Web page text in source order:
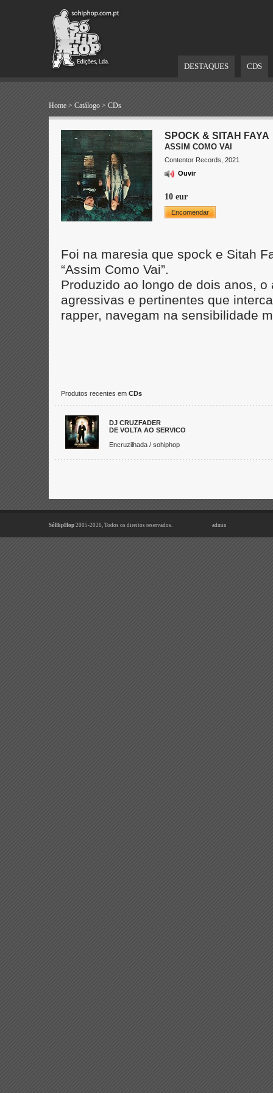
DESTAQUES CDS
Home > Catálogo > CDs
SPOCK & SITAH FAYA
ASSIM COMO VAI
Contentor Records, 2021
Ouvir
10 eur
Encomendar
Foi na maresia que spock e Sitah
“Assim Como Vai”.
Produzido ao longo de dois anos,
agressivas e pertinentes que
rapper, navegam na sensibilidade
Produtos recentes em CDs
DJ CRUZFADER
DE VOLTA AO SERVICO
Encruzilhada / sohiphop
SóHipHop 2005-2026, Todos os direitos reservados. admin